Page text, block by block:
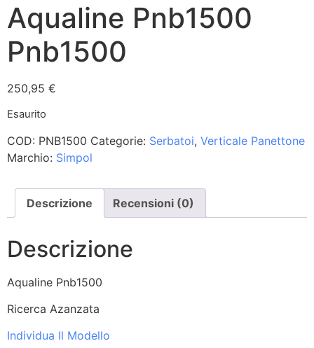
Aqualine Pnb1500
Pnb1500
250,95 €
Esaurito
COD: PNB1500 Categorie: Serbatoi, Verticale Panettone
Marchio: Simpol
Descrizione Recensioni (0)
Descrizione
Aqualine Pnb1500
Ricerca Azanzata
Individua Il Modello